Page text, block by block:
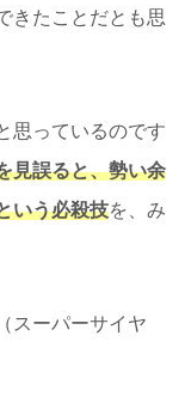
きたことだとも思
思っているのです
見誤ると、勢い余
いう必殺技を、み
スーパーサイヤ